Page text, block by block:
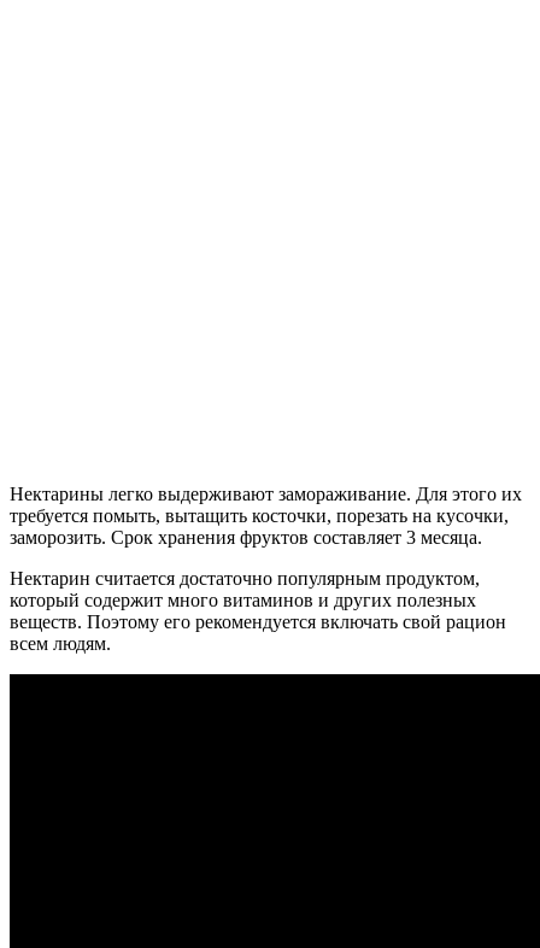
Нектарины легко выдерживают замораживание. Для этого их
требуется помыть, вытащить косточки, порезать на кусочки,
заморозить. Срок хранения фруктов составляет 3 месяца.
Нектарин считается достаточно популярным продуктом,
который содержит много витаминов и других полезных
веществ. Поэтому его рекомендуется включать свой рацион
всем людям.